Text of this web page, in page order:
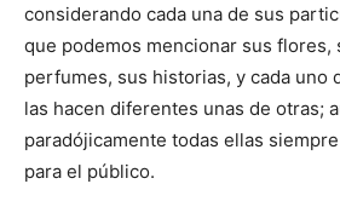
considerando cada una de sus
que podemos mencionar sus flores,
perfumes, sus historias, y cada uno
las hacen diferentes unas de otras;
paradójicamente todas ellas
para el público.